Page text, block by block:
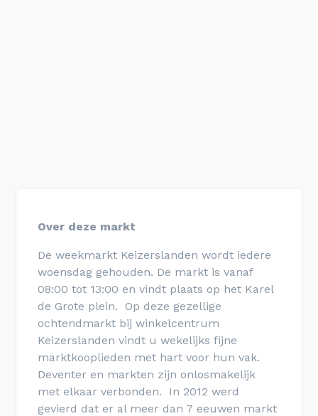
Over deze markt
De weekmarkt Keizerslanden wordt iedere
woensdag gehouden. De markt is vanaf
08:00 tot 13:00 en vindt plaats op het Karel
de Grote plein. Op deze gezellige
ochtendmarkt bij winkelcentrum
Keizerslanden vindt u wekelijks fijne
marktkooplieden met hart voor hun vak.
Deventer en markten zijn onlosmakelijk
met elkaar verbonden. In 2012 werd
gevierd dat er al meer dan 7 eeuwen markt